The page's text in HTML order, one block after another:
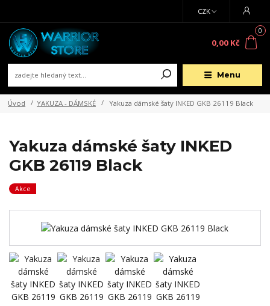
Menu
CZK
0
0,00 Kč
Úvod YAKUZA - DÁMSKÉ Yakuza dámské šaty INKED GKB 26119 Black
Yakuza dámské šaty INKED
GKB 26119 Black
Akce